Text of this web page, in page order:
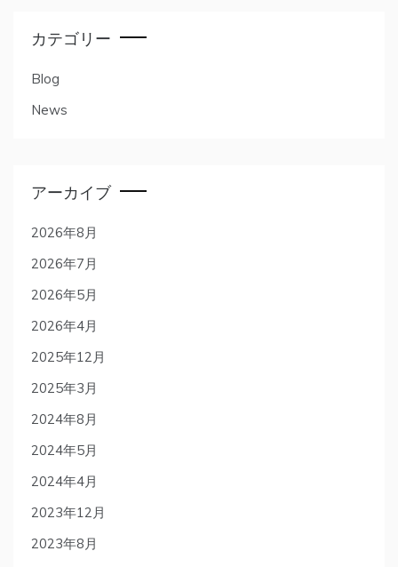
カテゴリー
Blog
News
アーカイブ
2026年8月
2026年7月
2026年5月
2026年4月
2025年12月
2025年3月
2024年8月
2024年5月
2024年4月
2023年12月
2023年8月